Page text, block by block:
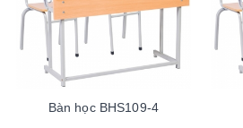
Bàn học BHS109-4